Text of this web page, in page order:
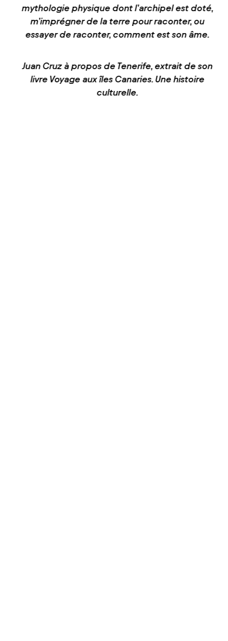
mythologie physique dont l’archipel est doté,
m’imprégner de la terre pour raconter, ou
essayer de raconter, comment est son âme.
Juan Cruz à propos de Tenerife, extrait de son
livre Voyage aux îles Canaries. Une histoire
culturelle.